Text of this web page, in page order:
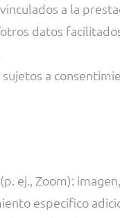
a la
datos
a
ej., Zoom):
específico